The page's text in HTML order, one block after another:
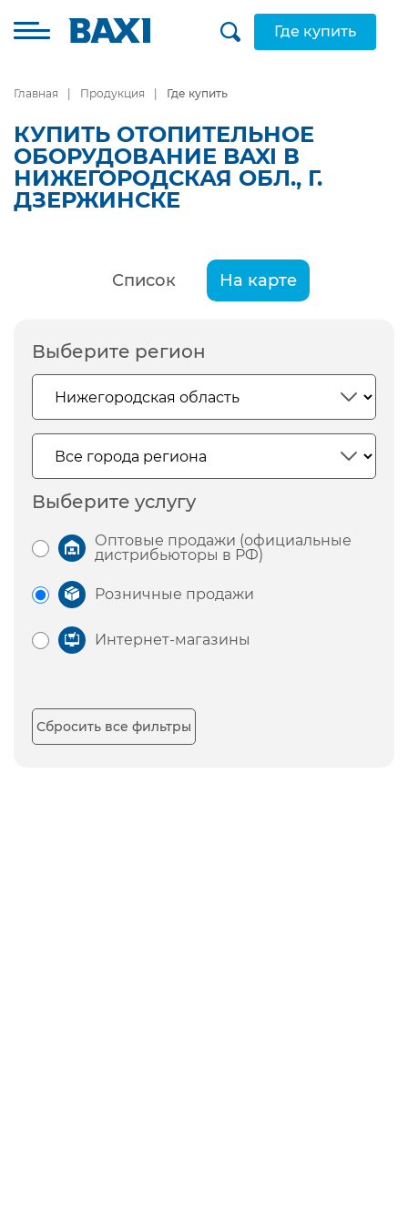
Где купить
Главная Продукция Где купить
КУПИТЬ ОТОПИТЕЛЬНОЕ
ОБОРУДОВАНИЕ BAXI В
НИЖЕГОРОДСКАЯ ОБЛ., Г.
ДЗЕРЖИНСКЕ
Список На карте
Выберите регион
Выберите услугу
Оптовые продажи (официальные
дистрибьюторы в РФ)
Розничные продажи
Интернет-магазины
Сбросить все фильтры